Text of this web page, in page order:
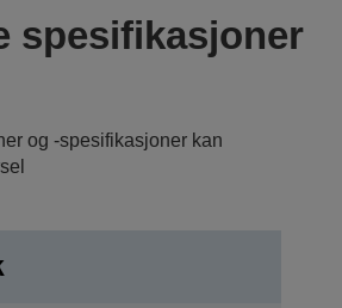
spesifikasjoner
og -spesifikasjoner kan